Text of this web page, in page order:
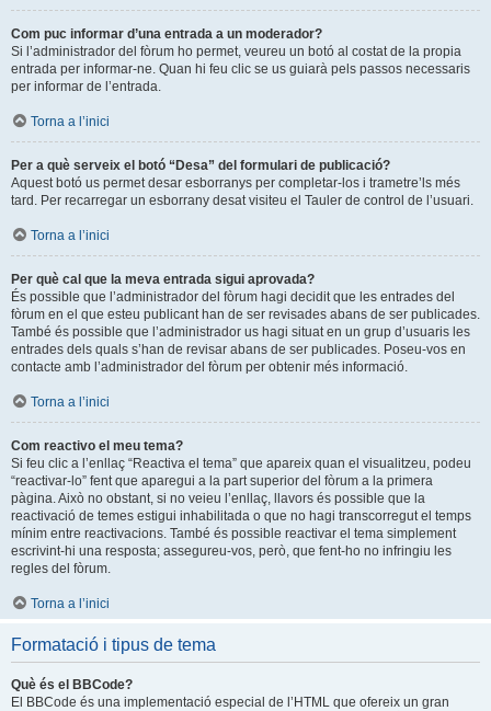
Com puc informar d’una entrada a un moderador?
Si l’administrador del fòrum ho permet, veureu un botó al costat de la propia
entrada per informar-ne. Quan hi feu clic se us guiarà pels passos necessaris
per informar de l’entrada.
Torna a l’inici
Per a què serveix el botó “Desa” del formulari de publicació?
Aquest botó us permet desar esborranys per completar-los i trametre’ls més
tard. Per recarregar un esborrany desat visiteu el Tauler de control de l’usuari.
Torna a l’inici
Per què cal que la meva entrada sigui aprovada?
És possible que l’administrador del fòrum hagi decidit que les entrades del
fòrum en el que esteu publicant han de ser revisades abans de ser publicades.
També és possible que l’administrador us hagi situat en un grup d’usuaris les
entrades dels quals s’han de revisar abans de ser publicades. Poseu-vos en
contacte amb l’administrador del fòrum per obtenir més informació.
Torna a l’inici
Com reactivo el meu tema?
Si feu clic a l’enllaç “Reactiva el tema” que apareix quan el visualitzeu, podeu
“reactivar-lo” fent que aparegui a la part superior del fòrum a la primera
pàgina. Això no obstant, si no veieu l’enllaç, llavors és possible que la
reactivació de temes estigui inhabilitada o que no hagi transcorregut el temps
mínim entre reactivacions. També és possible reactivar el tema simplement
escrivint-hi una resposta; assegureu-vos, però, que fent-ho no infringiu les
regles del fòrum.
Torna a l’inici
Formatació i tipus de tema
Què és el BBCode?
El BBCode és una implementació especial de l’HTML que ofereix un gran